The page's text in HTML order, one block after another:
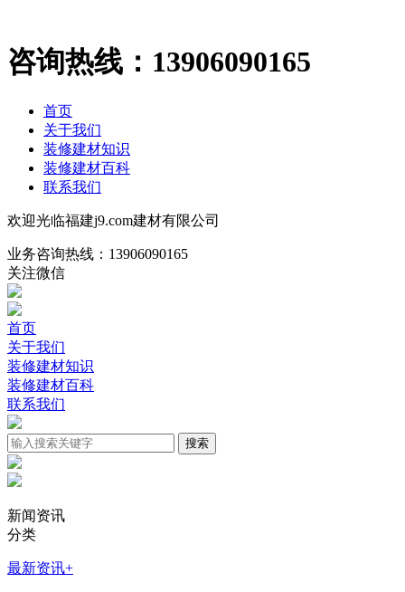
咨询热线： 13906090165
首页
关于我们
装修建材知识
装修建材百科
联系我们
欢迎光临福建j9.com建材有限公司
业务咨询热线： 13906090165
关注微信
首页
关于我们
装修建材知识
装修建材百科
联系我们
新闻资讯
分类
最新资讯+